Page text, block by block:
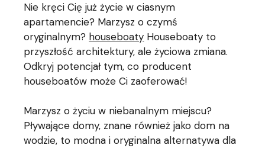
Nie kręci Cię już życie w ciasnym
apartamencie? Marzysz o czymś
oryginalnym? houseboaty Houseboaty to
przyszłość architektury, ale życiowa zmiana.
Odkryj potencjał tym, co producent
houseboatów może Ci zaoferować!
Marzysz o życiu w niebanalnym miejscu?
Pływające domy, znane również jako dom na
wodzie, to modna i oryginalna alternatywa dla